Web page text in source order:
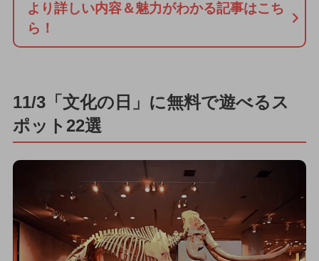
より詳しい内容＆魅力がわかる記事はこち
ら！
11/3「文化の日」に無料で遊べるス
ポット22選